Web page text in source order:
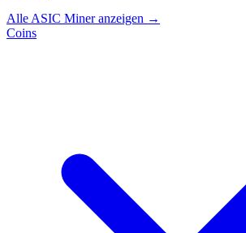
Alle ASIC Miner anzeigen →
Coins